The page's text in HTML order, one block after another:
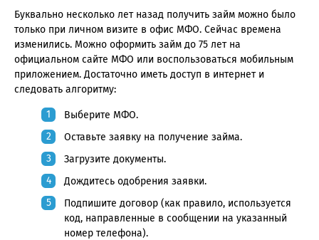
Буквально несколько лет назад получить займ можно было
только при личном визите в офис МФО. Сейчас времена
изменились. Можно оформить займ до 75 лет на
официальном сайте МФО или воспользоваться мобильным
приложением. Достаточно иметь доступ в интернет и
следовать алгоритму:
Выберите МФО.
Оставьте заявку на получение займа.
Загрузите документы.
Дождитесь одобрения заявки.
Подпишите договор (как правило, используется
код, направленные в сообщении на указанный
номер телефона).